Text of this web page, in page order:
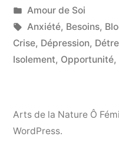
par
Publié
dans
Amour de Soi
Étiquettes :
Anxiété, Besoins,
Crise, Dépression,
Isolement, Opportunité,
Arts de la Nature Ô
WordPress.